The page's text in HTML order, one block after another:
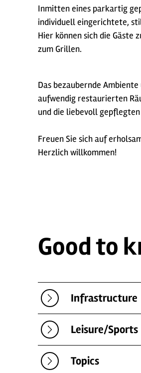
Inmitten eines parkartig
individuell eingerichtete,
Hier können sich die
zum Grillen.
Das bezaubernde
aufwendig restaurierten
und die liebevoll
Freuen Sie sich auf
Herzlich willkommen!
Good to
Infrastructure
Leisure/Sports
Topics